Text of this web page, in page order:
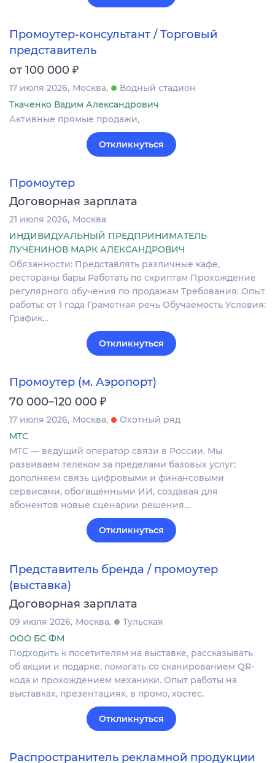
Промоутер-консультант / Торговый
представитель
от 100 000 ₽
17 июля 2026 Москва
Водный стадион
Ткаченко Вадим Александрович
Активные прямые продажи,
Откликнуться
Промоутер
Договорная зарплата
21 июля 2026 Москва
ИНДИВИДУАЛЬНЫЙ ПРЕДПРИНИМАТЕЛЬ
ЛУЧЕНИНОВ МАРК АЛЕКСАНДРОВИЧ
Обязанности: Представлять различные кафе,
рестораны бары Работать по скриптам Прохождение
регулярного обучения по продажам Требования: Опыт
работы: от 1 года Грамотная речь Обучаемость Условия:
График…
Откликнуться
Промоутер (м. Аэропорт)
70 000–120 000 ₽
17 июля 2026 Москва
Охотный ряд
МТС
МТС — ведущий оператор связи в России. Мы
развиваем телеком за пределами базовых услуг:
дополняем связь цифровыми и финансовыми
сервисами, обогащёнными ИИ, создавая для
абонентов новые сценарии решения…
Откликнуться
Представитель бренда / промоутер
(выставка)
Договорная зарплата
09 июля 2026 Москва
Тульская
ООО БС ФМ
Подходить к посетителям на выставке, рассказывать
об акции и подарке, помогать со сканированием QR-
кода и прохождением механики. Опыт работы на
выставках, презентациях, в промо, хостес.
Откликнуться
Распространитель рекламной продукции